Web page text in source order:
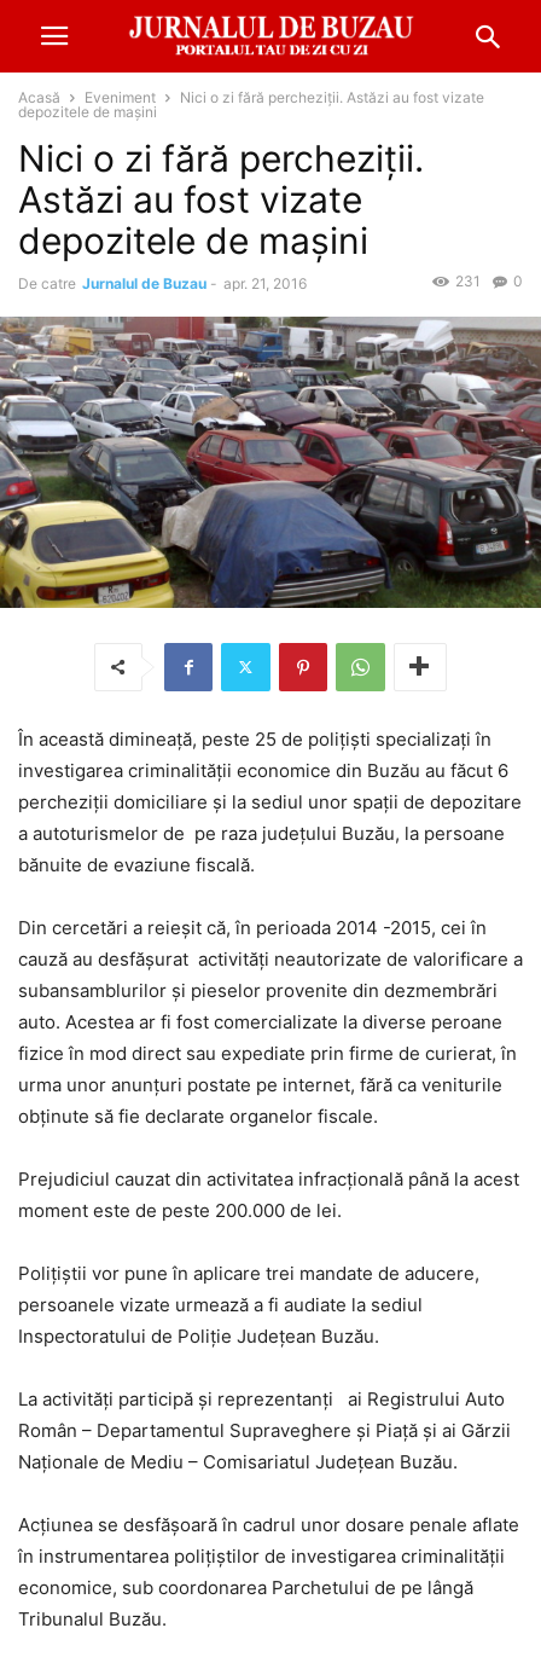
Acasă Eveniment
Nici o zi fără percheziţii. Astăzi au fost vizate
depozitele de maşini
Nici o zi fără percheziţii.
Astăzi au fost vizate
depozitele de maşini
De catre Jurnalul de Buzau - apr. 21, 2016 0
231
În această dimineaţă, peste 25 de poliţişti specializaţi în
investigarea criminalității economice din Buzău au făcut 6
percheziţii domiciliare și la sediul unor spații de depozitare
a autoturismelor de pe raza județului Buzău, la persoane
bănuite de evaziune fiscală.
Din cercetări a reieşit că, în perioada 2014 -2015, cei în
cauză au desfășurat activități neautorizate de valorificare a
subansamblurilor și pieselor provenite din dezmembrări
auto. Acestea ar fi fost comercializate la diverse peroane
fizice în mod direct sau expediate prin firme de curierat, în
urma unor anunțuri postate pe internet, fără ca veniturile
obținute să fie declarate organelor fiscale.
Prejudiciul cauzat din activitatea infracțională până la acest
moment este de peste 200.000 de lei.
Polițiștii vor pune în aplicare trei mandate de aducere,
persoanele vizate urmează a fi audiate la sediul
Inspectoratului de Poliție Județean Buzău.
La activități participă și reprezentanți ai Registrului Auto
Român – Departamentul Supraveghere și Piață și ai Gărzii
Naționale de Mediu – Comisariatul Județean Buzău.
Acțiunea se desfășoară în cadrul unor dosare penale aflate
în instrumentarea polițiștilor de investigarea criminalității
economice, sub coordonarea Parchetului de pe lângă
Tribunalul Buzău.